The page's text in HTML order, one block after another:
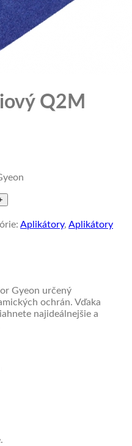
Q2M
Aplikátory, Aplikátory
Gyeon určený
ochrán. Vďaka
najideálnejšie a